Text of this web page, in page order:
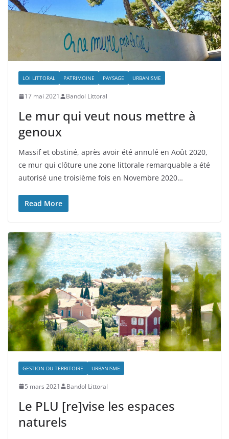
LOI LITTORAL PATRIMOINE PAYSAGE URBANISME
17 mai 2021 Bandol Littoral
Le mur qui veut nous mettre à
genoux
Massif et obstiné, après avoir été annulé en Août 2020,
ce mur qui clôture une zone littorale remarquable a été
autorisé une troisième fois en Novembre 2020…
Read More
GESTION DU TERRITOIRE URBANISME
5 mars 2021 Bandol Littoral
Le PLU [re]vise les espaces
naturels